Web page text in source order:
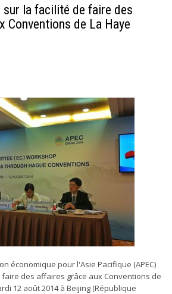
sur la facilité de faire des
Conventions de La Haye
économique pour l'Asie Pacifique (APEC)
des affaires grâce aux Conventions de
12 août 2014 à Beijing (République